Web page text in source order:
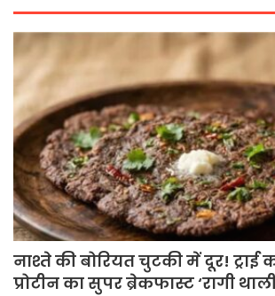
नाश्ते की बोरियत चुटकी में दूर!
प्रोटीन का सुपर ब्रेकफास्ट ‘रागी